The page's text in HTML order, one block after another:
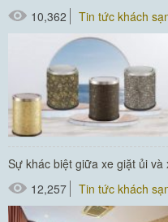
10,362
Tin tức khách
Sự khác biệt giữa xe giặt ủi
12,257
Tin tức khách